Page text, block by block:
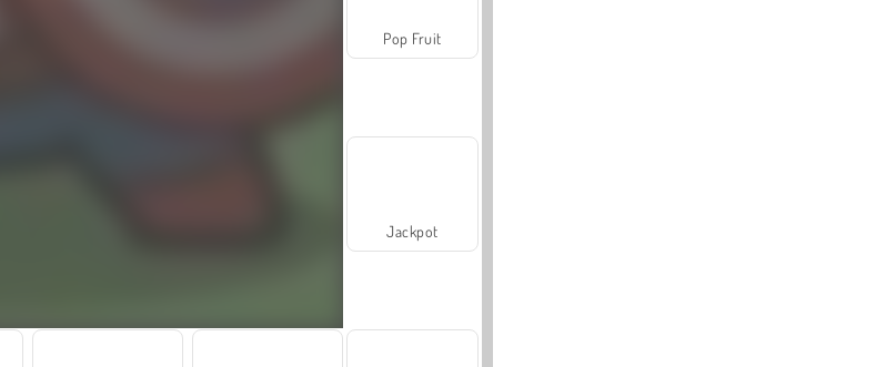
Pop Fruit
Jackpot